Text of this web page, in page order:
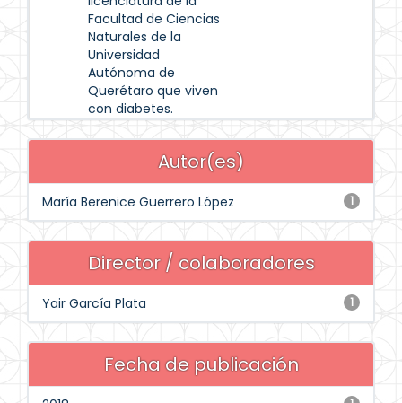
Facultad de Ciencias
Naturales de la
Universidad
Autónoma de
Querétaro que viven
con diabetes.
Autor(es)
1
María Berenice Guerrero López
Director / colaboradores
1
Yair García Plata
Fecha de publicación